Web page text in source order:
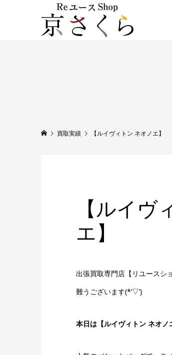
買取実績 【ルイヴィトン ネオノエ】
【ルイヴ
エ】
出張買取専門店【リユースシ
難うございます(*‘▽’)
本日は【ルイヴィトン ネオノ